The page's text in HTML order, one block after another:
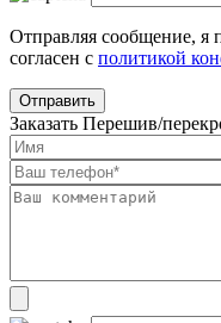
Отправляя сообщение, я
согласен с политикой
Заказать Перешив/